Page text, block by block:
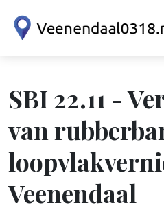
SBI 22.11 -
van
Veenendaal